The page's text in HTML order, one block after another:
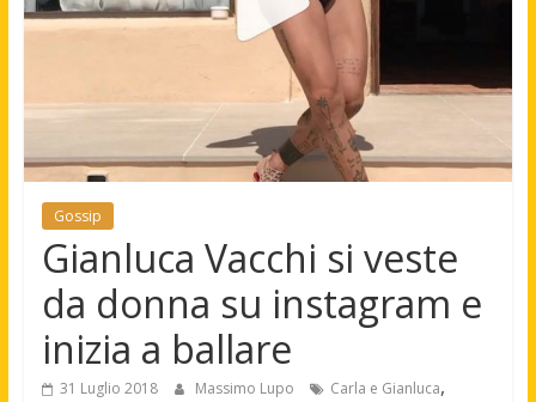
Gossip
Gianluca Vacchi si veste
da donna su instagram e
inizia a ballare
31 Luglio 2018 Massimo Lupo Carla e Gianluca,